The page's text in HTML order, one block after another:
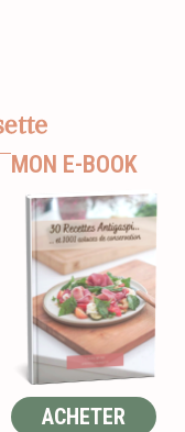
MON E-BOOK
ACHETER